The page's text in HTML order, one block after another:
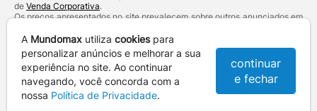
de Venda Corporativa.
Os preços apresentados no site prevalecem sobre outros anunciados em
Defesa do Consumidor:Lei nº 8.078.
Vendas sujeitas à confirmação de dados e análises de crédito e risco.
Razão Social: Hayamax Distribuidora de Produtos Eletrônicos Ltda -
CNPJ: 01.725.627/0002-53 - Endereço: R. Senador Souza Naves, 9 -
Centro - CEP: 86010-921 - Londrina / PR
Mundomax. 2007 - 2026 - Todos os direitos reservados. - Fotos e
A Mundomax utiliza cookiespara
personalizar anúncios e melhorar a sua
experiência no site. Ao continuar
navegando, você concorda com a
nossa Política de Privacidade.
continuar
e fechar